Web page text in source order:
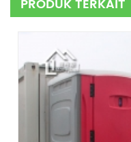
PRODUK TERKAIT